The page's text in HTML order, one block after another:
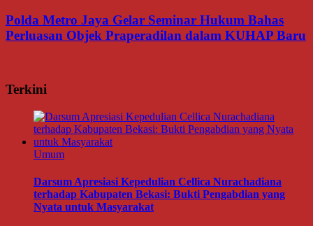
Polda Metro Jaya Gelar Seminar Hukum Bahas
Perluasan Objek Praperadilan dalam KUHAP Baru
Terkini
Umum
Darsum Apresiasi Kepedulian Cellica Nurachadiana
terhadap Kabupaten Bekasi: Bukti Pengabdian yang
Nyata untuk Masyarakat